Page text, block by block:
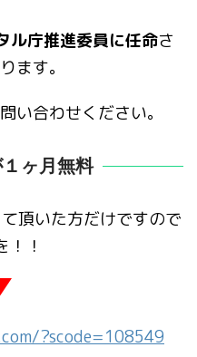
ル庁推進委員に任命さ
ます。
い合わせください。
ヶ月無料
頂いた方だけですので
！！
?scode=108549